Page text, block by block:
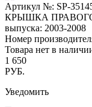
Артикул №: SP-
КРЫШКА
выпуска: 2003-2008
Номер
Товара нет в
1 650
РУБ.
Уведомить